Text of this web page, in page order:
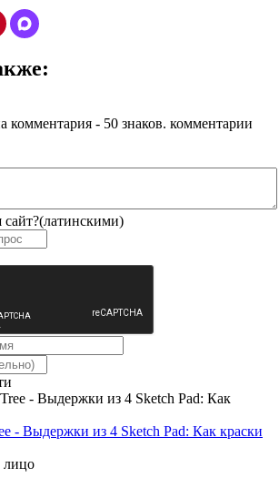
комментария - 50 знаков. комментарии
сайт?(латинскими)
- Выдержки из 4 Sketch Pad: Как краски